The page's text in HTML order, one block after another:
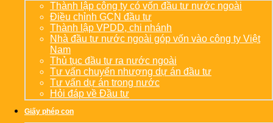
Thành lập công ty có vốn đầu tư nước ngoài
Điều chỉnh GCN đầu tư
Thành lập VPDD, chi nhánh
Nhà đầu tư nước ngoài góp vốn vào công ty Việt
Nam
Thủ tục đầu tư ra nước ngoài
Tư vấn chuyển nhượng dự án đầu tư
Tư vấn dự án trong nước
Hỏi đáp về Đầu tư
Giấy phép con